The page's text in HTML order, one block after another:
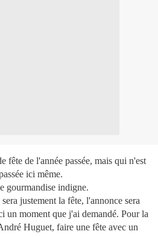
fête de l'année passée, mais qui n'est
ici même.
gourmandise indigne.
justement la fête, l'annonce sera
un moment que j'ai demandé. Pour la
Huguet, faire une fête avec un